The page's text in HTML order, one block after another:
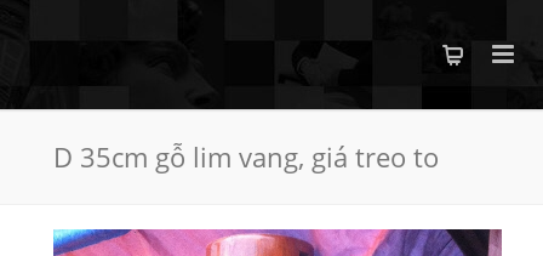
D 35cm gỗ lim vang, giá treo to